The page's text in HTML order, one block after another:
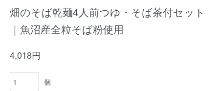
畑のそば乾麺4人前つゆ・そば茶付セット
｜魚沼産全粒そば粉使用
4,018円
個